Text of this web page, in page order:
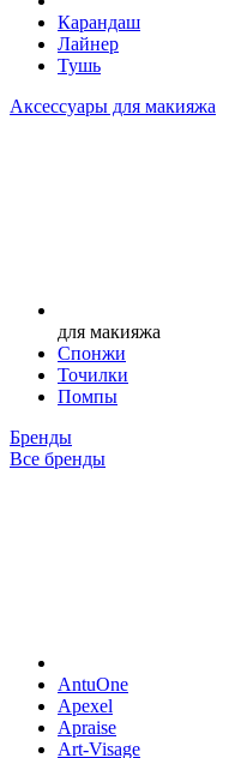
Карандаш
Лайнер
Тушь
Аксессуары для макияжа
для макияжа
Спонжи
Точилки
Помпы
Бренды
Все бренды
AntuOne
Apexel
Apraise
Art-Visage